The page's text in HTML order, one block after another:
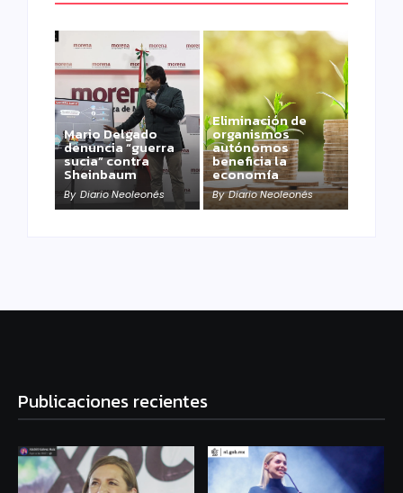
Mario Delgado
denuncia “guerra
sucia” contra
Sheinbaum
By Diario Neoleonés
Eliminación de
organismos
autónomos
beneficia la
economía
By Diario Neoleonés
Publicaciones recientes